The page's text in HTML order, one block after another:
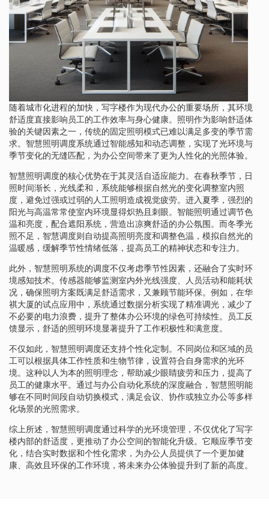
随着城市化进程的加快，写字楼作为现代办公的重要场所，其环境
舒适度直接影响员工的工作效率与身心健康。照明作为影响舒适体
验的关键因素之一，传统的固定照明模式已难以满足多变的季节需
求。智慧照明调度系统通过智能感知和动态调整，实现了光环境与
季节变化的无缝匹配，为办公空间带来了更为人性化的光照体验。
智慧照明调度的核心优势在于其灵活自适应能力。在春秋季节，日
照时间渐长，光线柔和，系统能够根据自然光的变化调整室内照
度，避免过强或过弱的人工照明造成视觉疲劳。进入夏季，强烈的
阳光与高温常常使室内环境显得炽热且刺眼。智能照明通过调节色
温和亮度，配合遮阳系统，营造出凉爽舒适的办公氛围。而冬季光
照不足，智慧调度则自动提高照明亮度和调整色温，模拟自然光的
温暖感，缓解季节性情绪低落，提高员工的精神状态和专注力。
此外，智慧照明系统的调度不仅考虑季节性因素，还融合了实时环
境感知技术。传感器能够监测室内外光线强度、人员活动和能耗状
况，确保照明方案既满足舒适需求，又兼顾节能环保。例如，在华
祺大厦的试点应用中，系统通过数据分析实现了精准调光，减少了
不必要的电力浪费，提升了整体办公环境的绿色可持续性。员工反
馈显示，舒适的照明环境显著提升了工作积极性和满意度。
不仅如此，智慧照明调度还支持个性化定制。不同岗位和区域的员
工可以根据具体工作性质和生物节律，设置符合自身需求的光环
境。这种以人为本的照明理念，帮助减少眼睛疲劳和压力，提高了
员工的健康水平。通过与办公自动化系统的深度融合，智慧照明能
够在不同时间段自动切换模式，满足会议、协作或独立办公等多样
化场景的光照需求。
综上所述，智慧照明调度通过科学的光环境管理，不仅优化了写字
楼内部的舒适度，更推动了办公空间的智能化升级。它顺应季节变
化，结合实时数据和个性化需求，为办公人员提供了一个更加健
康、高效且环保的工作环境，将未来办公体验提升到了新的高度。